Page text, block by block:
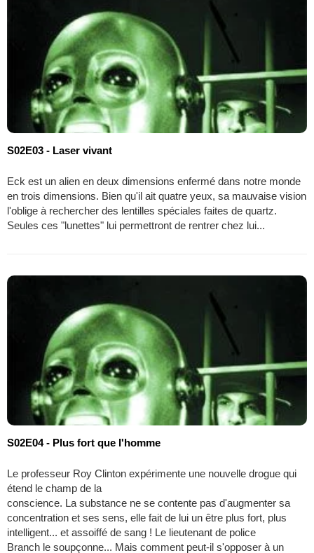
S02E03 - Laser vivant
Eck est un alien en deux dimensions enfermé dans notre monde
en trois dimensions. Bien qu'il ait quatre yeux, sa mauvaise vision
l'oblige à rechercher des lentilles spéciales faites de quartz.
Seules ces "lunettes" lui permettront de rentrer chez lui...
S02E04 - Plus fort que l'homme
Le professeur Roy Clinton expérimente une nouvelle drogue qui
étend le champ de la
conscience. La substance ne se contente pas d'augmenter sa
concentration et ses sens, elle fait de lui un être plus fort, plus
intelligent... et assoiffé de sang ! Le lieutenant de police
Branch le soupçonne... Mais comment peut-il s'opposer à un